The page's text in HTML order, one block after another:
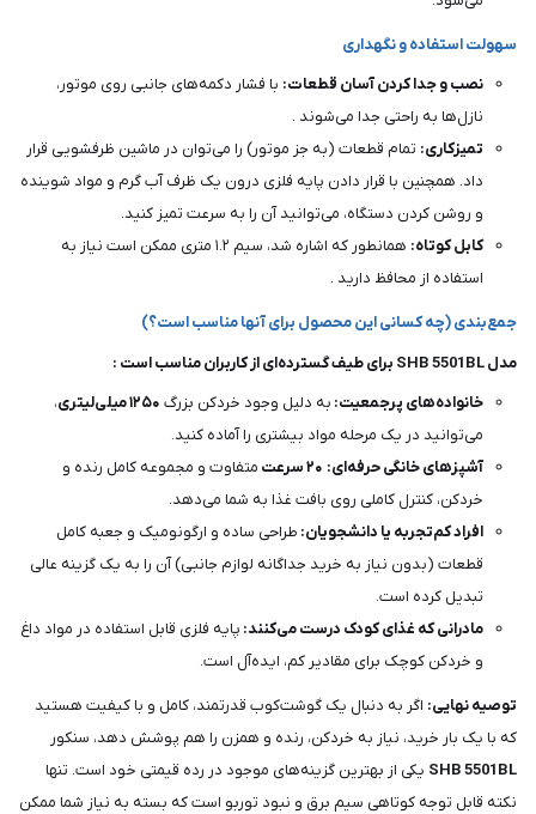
سهولت استفاده و نگهداری
نصب و جدا کردن آسان قطعات: با فشار دکمه‌های جانبی روی موتور،
نازل‌ها به راحتی جدا می‌شوند .
تمیزکاری: تمام قطعات (به جز موتور) را می‌توان در ماشین ظرفشویی قرار
داد. همچنین با قرار دادن پایه فلزی درون یک ظرف آب گرم و مواد شوینده
و روشن کردن دستگاه، می‌توانید آن را به سرعت تمیز کنید.
کابل کوتاه:
همانطور که اشاره شد، سیم ۱.۲ متری ممکن است نیاز به
استفاده از محافظ دارید .
جمع‌بندی (چه کسانی این محصول برای آنها مناسب است؟)
مدل SHB 5501BL برای طیف گسترده‌ای از کاربران مناسب است :
خانواده‌های پرجمعیت: به دلیل وجود خردکن بزرگ ۱۲۵۰میلی‌لیتری،
می‌توانید در یک مرحله مواد بیشتری را آماده کنید.
آشپزهای خانگی حرفه‌ای: ۲۰سرعت متفاوت و مجموعه کامل رنده و
خردکن، کنترل کاملی روی بافت غذا به شما می‌دهد.
افراد کم‌تجربه یا دانشجویان: طراحی ساده و ارگونومیک و جعبه کامل
قطعات (بدون نیاز به خرید جداگانه لوازم جانبی) آن را به یک گزینه عالی
تبدیل کرده است.
مادرانی که غذای کودک درست می‌کنند: پایه فلزی قابل استفاده در مواد داغ
و خردکن کوچک برای مقادیر کم، ایده‌آل است.
توصیه نهایی: اگر به دنبال یک گوشت‌کوب قدرتمند، کامل و با کیفیت هستید
که با یک بار خرید، نیاز به خردکن، رنده و همزن را هم پوشش دهد، سنکور
SHB 5501BL یکی از بهترین گزینه‌های موجود در رده قیمتی خود است. تنها
نکته قابل توجه کوتاهی سیم برق و نبود توربو است که بسته به نیاز شما ممکن